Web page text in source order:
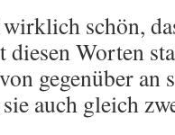
schön,
diesen Worten
gegenüber an
auch gleich